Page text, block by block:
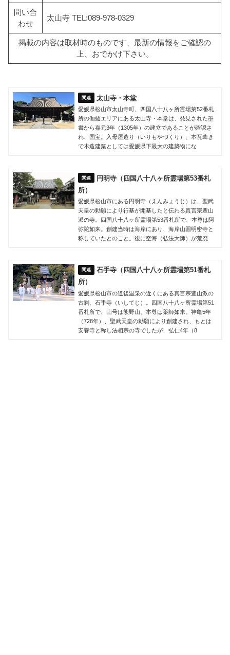
問い合
わせ
太山寺 TEL:089-978-0329
掲載の内容は取材時のものです、最新の情報をご確認の
上、おでかけ下さい。
太山寺・本堂
愛媛県松山市太山寺町、四国八十八ヶ所霊場第52番札
所の伽藍エリアにある太山寺・本堂は、発見された墨
書から嘉元3年（1305年）の建立であることが確認さ
れ、国宝。入母屋造り（いりもやづくり）、本瓦葺き
で木造建築としては愛媛県下最大の建築物にな
円明寺（四国八十八ヶ所霊場第53番札
所）
愛媛県松山市にある円明寺（えんみょうじ）は、聖武
天皇の勅願により行基が開基したと伝わる真言宗豊山
派の寺。四国八十八ヶ所霊場第53番札所で、本尊は阿
弥陀如来。創建当時は海岸にあり、海岸山圓明密寺と
称していたとのこと。後に空海（弘法大師）が荒廃
石手寺（四国八十八ヶ所霊場第51番札
所）
愛媛県松山市の道後温泉の近くにある真言宗豊山派の
古刹、石手寺（いしてじ）。四国八十八ヶ所霊場第51
番札所で、山号は熊野山、本尊は薬師如来。神亀5年
（728年）、聖武天皇の勅願により創建され、もとは
安養寺と称し法相宗の寺でしたが、弘仁4年（8